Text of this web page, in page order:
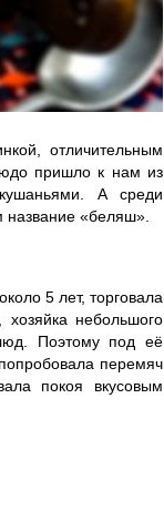
отличительным
пришло к нам из
А среди
название «беляш».
5 лет, торговала
небольшого
Поэтому под её
перемяч
покоя вкусовым